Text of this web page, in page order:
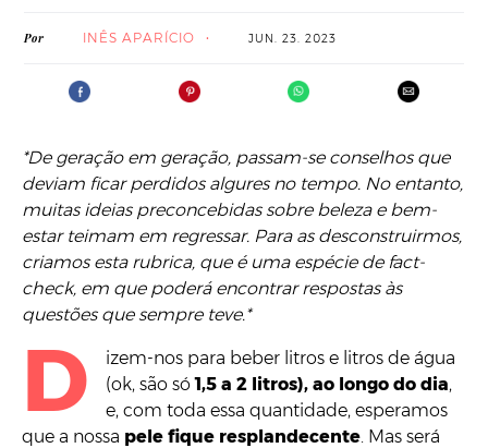
Por INÊS APARÍCIO JUN. 23. 2023
*De geração em geração, passam-se conselhos que
deviam ficar perdidos algures no tempo. No entanto,
muitas ideias preconcebidas sobre beleza e bem-
estar teimam em regressar. Para as desconstruirmos,
criamos esta rubrica, que é uma espécie de fact-
check, em que poderá encontrar respostas às
questões que sempre teve.*
D
izem-nos para beber litros e litros de água
(ok, são só1,5 a 2 litros), ao longo do dia,
e, com toda essa quantidade, esperamos
que a nossa pele fique resplandecente. Mas será